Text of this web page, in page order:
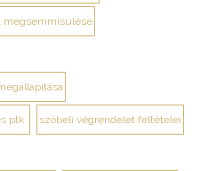
megsemmisülése
ptk. szóbeli végrendelet feltételei